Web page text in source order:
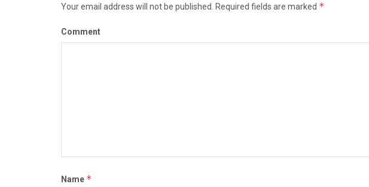
Your email address will not be published. Required fields are marked *
Comment
Name *